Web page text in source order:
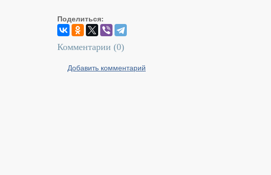
Поделиться:
Комментарии (0)
Добавить комментарий